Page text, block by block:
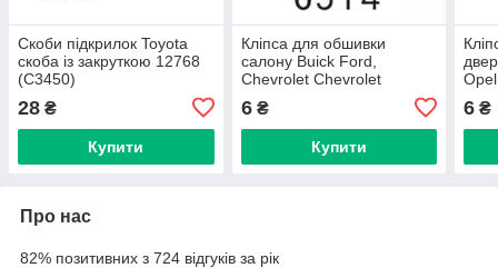
Скоби підкрилок Toyota
скоба із закруткою 12768
(C3450)
28 ₴
Купити
Кліпса для обшивки
салону Buick Ford,
Chevrolet Chevrolet
20514862 (C0514)
6₴
Купити
6 ₴
Про нас
82% позитивних з 724 відгуків за рік